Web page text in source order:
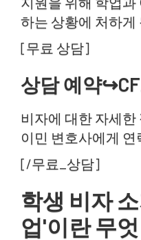
하는 상황에 처하게
[무료 상담]
상담 예약
비자에 대한 자세
이민 변호사에게
[/무료_상담]
학생 비자
업'이란 무